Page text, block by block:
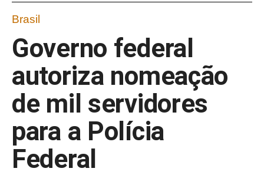
Brasil
Governo federal
autoriza nomeação
de mil servidores
para a Polícia
Federal